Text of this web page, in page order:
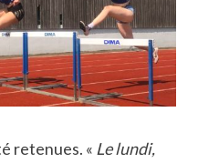
retenues. « Le lundi,